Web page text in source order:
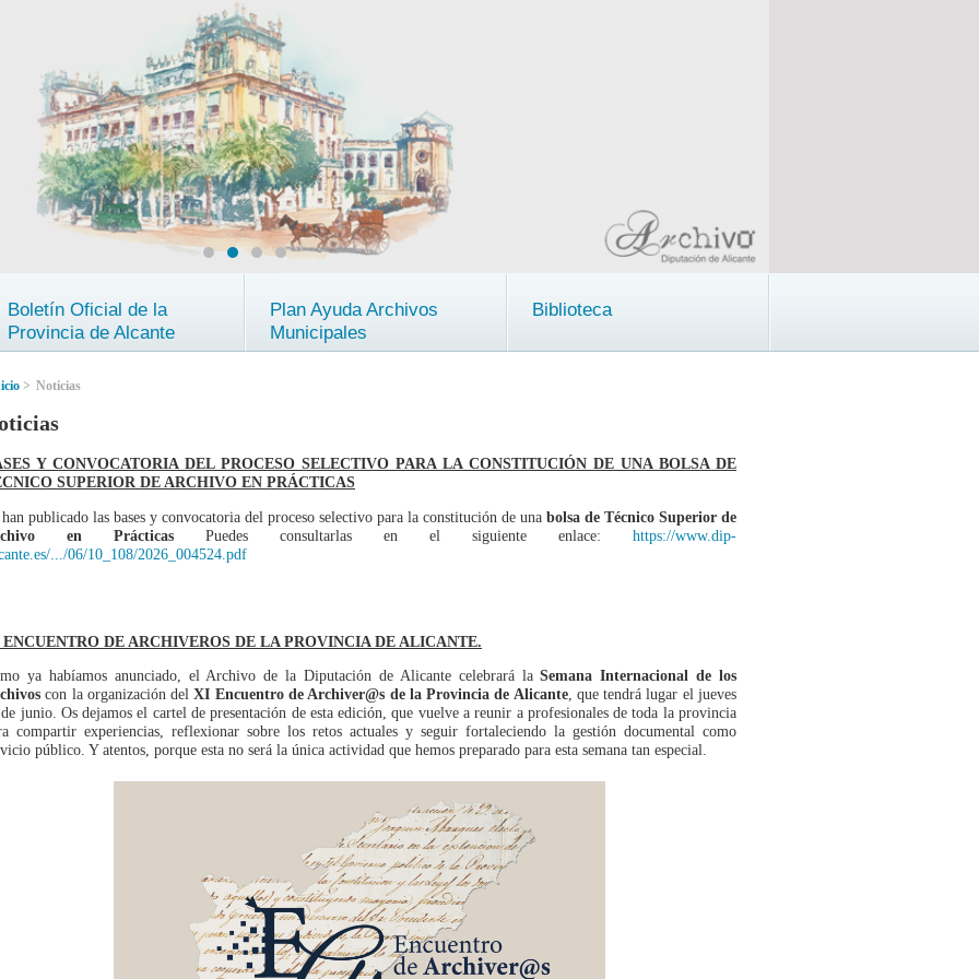
Boletín Oficial de la
Provincia de Alcante
Plan Ayuda Archivos
Municipales
Biblioteca
> Noticias
Y CONVOCATORIA DEL PROCESO SELECTIVO PARA LA CONSTITUCIÓN DE UNA BOLSA DE
SUPERIOR DE ARCHIVO EN PRÁCTICAS
han publicado las bases y convocatoria del proceso selectivo para la constitución de una bolsa de Técnico Superior de
en Prácticas Puedes consultarlas en el siguiente enlace: https://www.dip-
.../06/10_108/2026_004524.pdf
DE ARCHIVEROS DE LA PROVINCIA DE ALICANTE.
ya habíamos anunciado, el Archivo de la Diputación de Alicante celebrará laSemana Internacional de los
con la organización delXI Encuentro de Archiver@s de la Provincia de Alicante, que tendrá lugar el jueves
de junio. Os dejamos el cartel de presentación de esta edición, que vuelve a reunir a profesionales de toda la provincia
compartir experiencias, reflexionar sobre los retos actuales y seguir fortaleciendo la gestión documental como
público. Y atentos, porque esta no será la única actividad que hemos preparado para esta semana tan especial.